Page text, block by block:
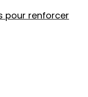
pour renforcer